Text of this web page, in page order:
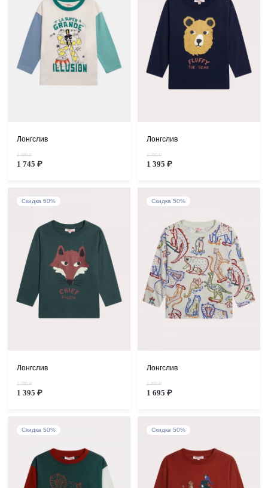
Лонгслив
3 490 ₽
1 745 ₽
Лонгслив
2 790 ₽
1 395 ₽
Скидка 50%
Лонгслив
2 790 ₽
1 395 ₽
Скидка 50%
Лонгслив
3 390 ₽
1 695 ₽
Скидка 50% Скидка 50%